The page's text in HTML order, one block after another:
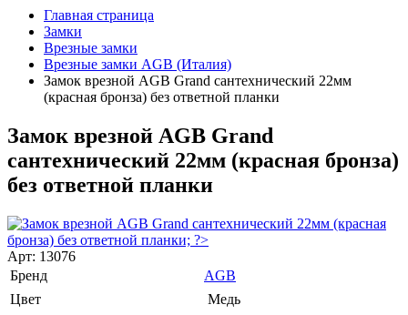
Главная страница
Замки
Врезные замки
Врезные замки AGB (Италия)
Замок врезной AGB Grand сантехнический 22мм
(красная бронза) без ответной планки
Замок врезной AGB Grand
сантехнический 22мм (красная бронза)
без ответной планки
Арт: 13076
Бренд
AGB
Цвет
Медь